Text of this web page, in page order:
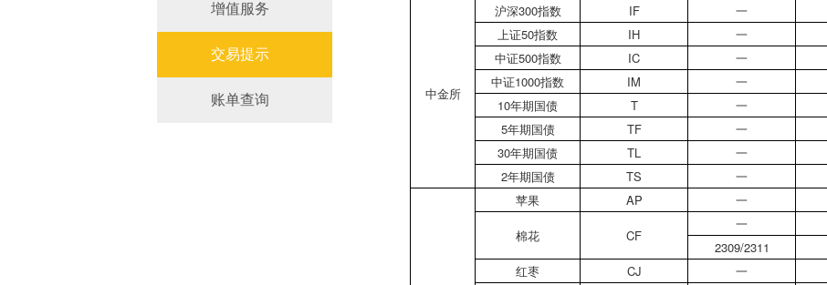
增值服务
交易提示
账单查询 中金所
沪深300指数 IF 一
上证50指数
IH 一
中证500指数
IC 一
中证1000指数
IM 一
10年期国债
T 一
5年期国债
TF 一
30年期国债
TL 一
2年期国债
TS 一
苹果 AP 一
棉花 CF
一
2309/2311
红枣
CJ 一